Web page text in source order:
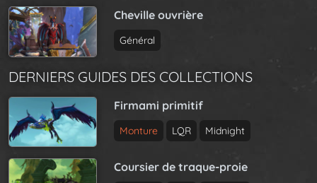
Cheville ouvrière
Général
DERNIERS GUIDES DES COLLECTIONS
Firmami primitif
Monture LQR Midnight
Coursier de traque-proie